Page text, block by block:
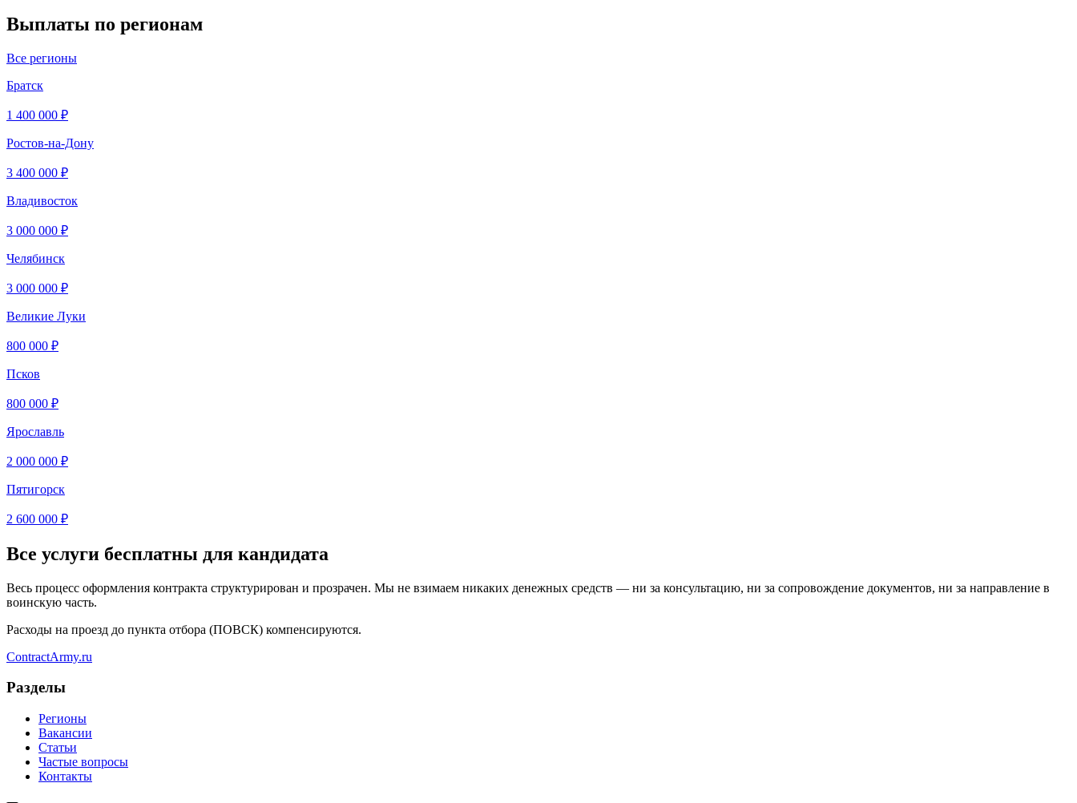
Выплаты по регионам
Все регионы
Братск
1 400 000 ₽
Ростов-на-Дону
3 400 000 ₽
Владивосток
3 000 000 ₽
Челябинск
3 000 000 ₽
Великие Луки
800 000 ₽
Псков
800 000 ₽
Ярославль
2 000 000 ₽
Пятигорск
2 600 000 ₽
Все услуги бесплатны для кандидата
Весь процесс оформления контракта структурирован и прозрачен. Мы не взимаем никаких денежных средств — ни за консультацию, ни за сопровождение документов, ни за направление в
воинскую часть.
Расходы на проезд до пункта отбора (ПОВСК) компенсируются.
ContractArmy.ru
Разделы
Регионы
Вакансии
Статьи
Частые вопросы
Контакты